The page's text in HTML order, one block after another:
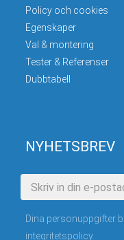
Policy och cookies
Egenskaper
Val & montering
Tester & Referenser
Dubbtabell
NYHETSBREV
Dina personuppgifter
integritetspolicy.